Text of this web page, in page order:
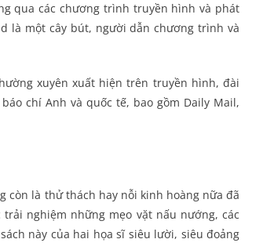
qua các chương trình truyền hình và phát
là một cây bút, người dẫn chương trình và
xuyên xuất hiện trên truyền hình, đài
chí Anh và quốc tế, bao gồm Daily Mail,
còn là thử thách hay nỗi kinh hoàng nữa đã
nghiệm những mẹo vặt nấu nướng, các
này của hai họa sĩ siêu lười, siêu đoảng